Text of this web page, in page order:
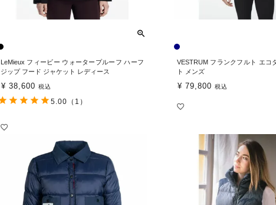
LeMieux フィービー ウォータープルーフ ハーフ
ジップ フード ジャケット レディース
¥ 38,600 税込
5.00 （1）
VESTRUM フランクフルト エコ
ト メンズ
¥ 79,800 税込